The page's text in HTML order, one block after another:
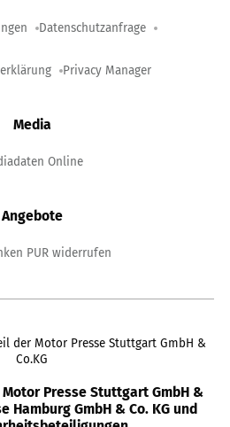
Datenschutzanfrage
Privacy Manager
Media
Online
Angebote
PUR widerrufen
der Motor Presse Stuttgart GmbH &
Co.KG
Presse Stuttgart GmbH &
Hamburg GmbH & Co. KG und